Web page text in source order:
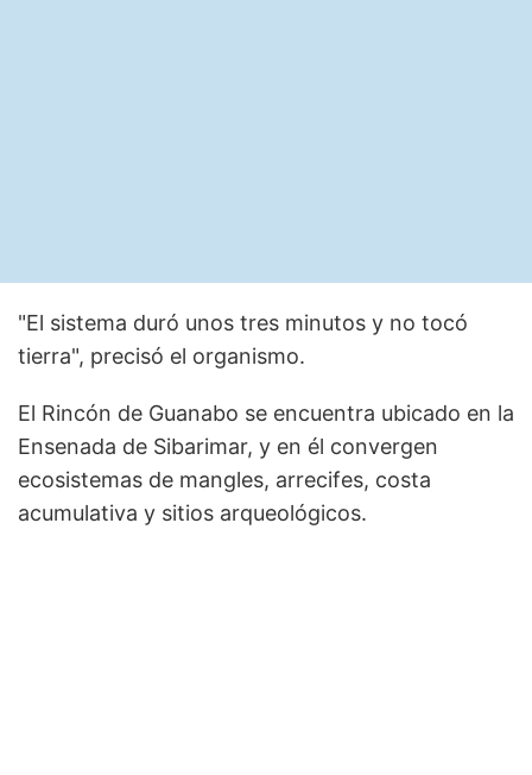
"El sistema duró unos tres minutos y no tocó
tierra", precisó el organismo.
El Rincón de Guanabo se encuentra ubicado en la
Ensenada de Sibarimar, y en él convergen
ecosistemas de mangles, arrecifes, costa
acumulativa y sitios arqueológicos.